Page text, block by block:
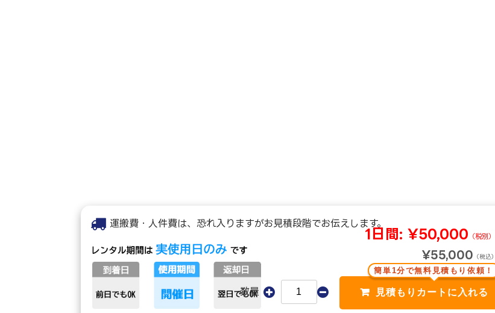
運搬費・人件費は、恐れ入りますがお見積段階でお伝えします。
1日間:¥50,000 （税別）
¥55,000 （税込）
数量
簡単1分で無料見積もり依頼！